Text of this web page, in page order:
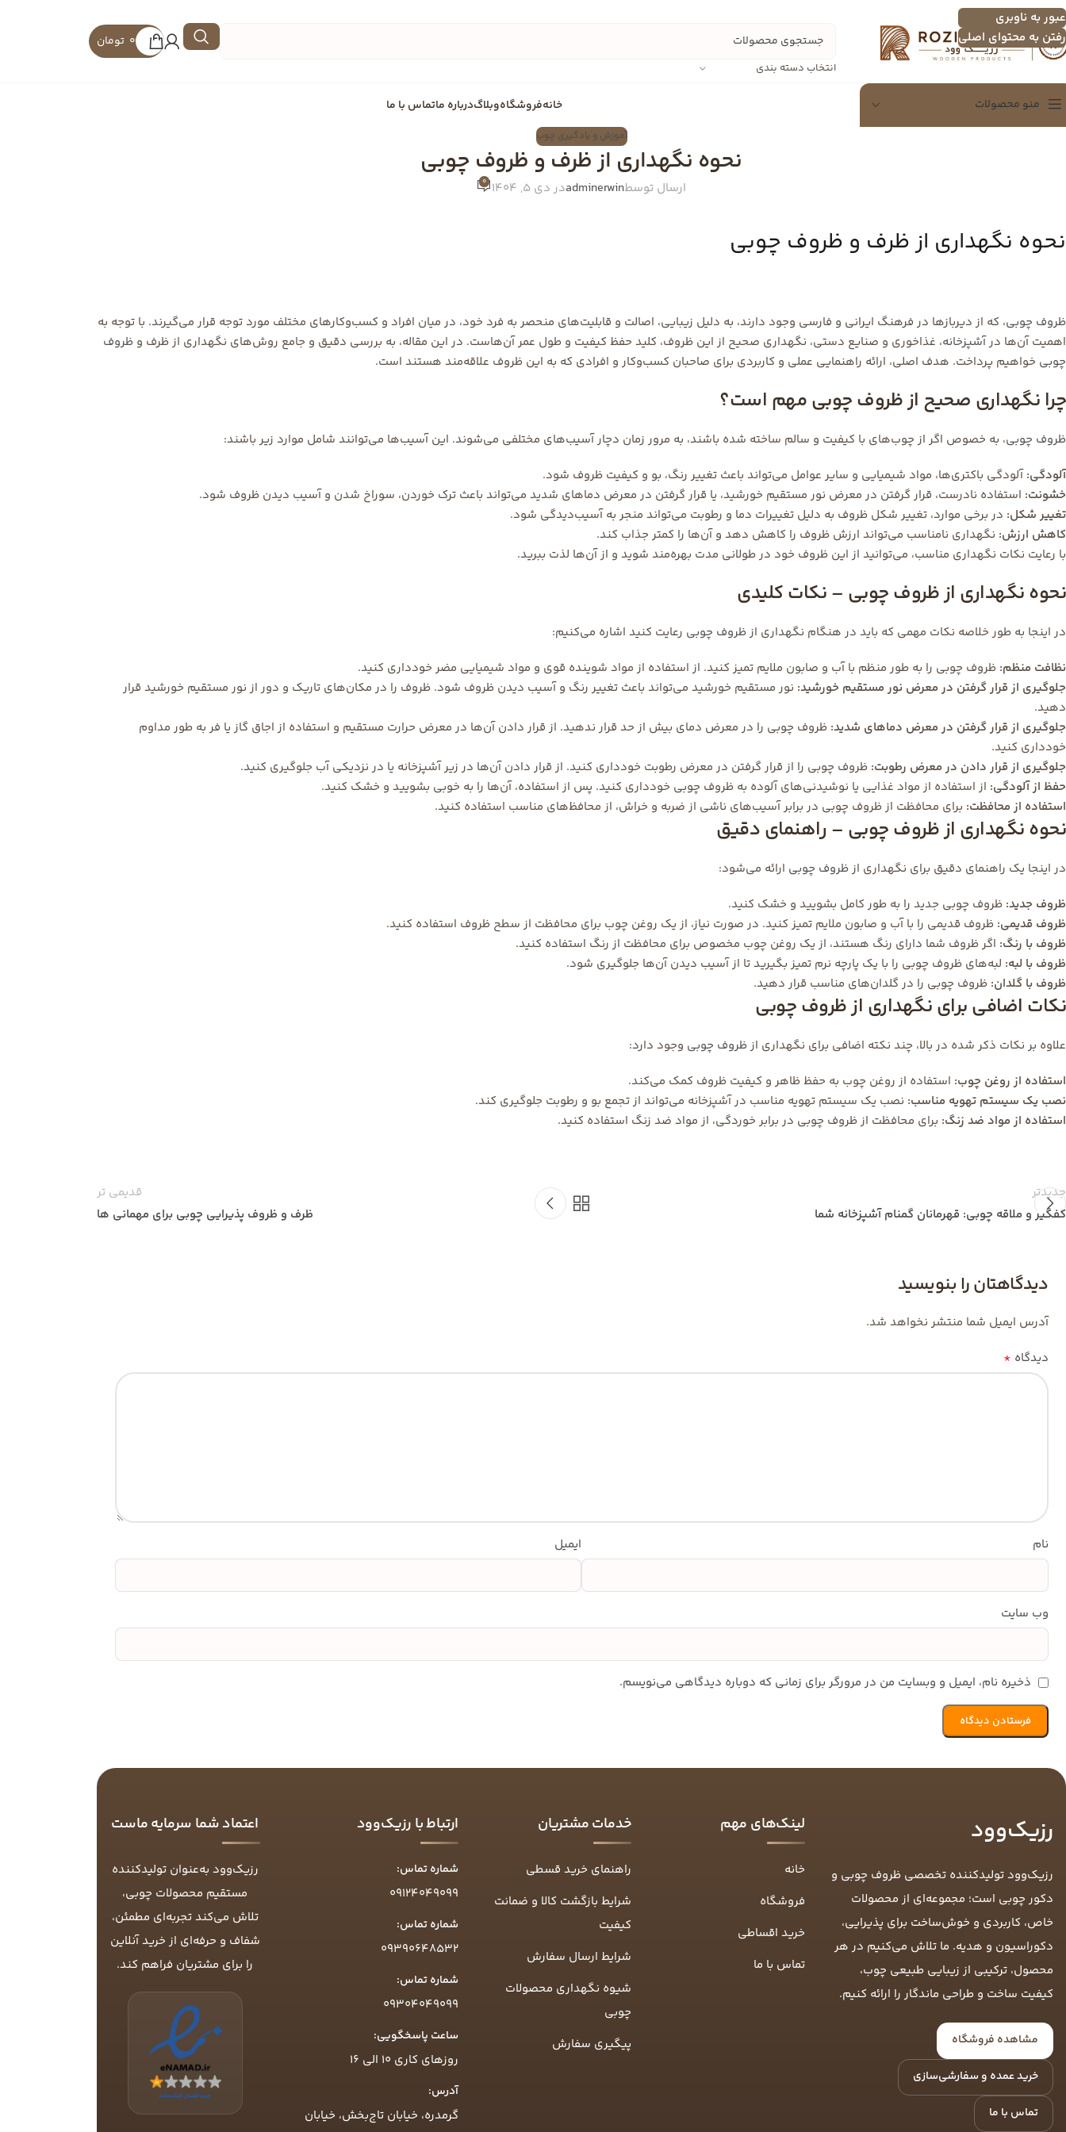
عبور به ناوبری
رفتن به محتوای اصلی
انتخاب دسته بندی
تومان 0
منو محصولات
تخته سرور
سرویس پذیرایی
خانهفروشگاهوبلاگدرباره ماتماس با ما
آموزش و یادگیری چوب
نحوه نگهداری از ظرف و ظروف چوبی
ارسال توسطadminerwinدر دی 5, 1404 0
نحوه نگهداری از ظرف و ظروف چوبی
ظروف چوبی، که از دیربازها در فرهنگ ایرانی و فارسی وجود دارند، به دلیل زیبایی، اصالت و قابلیت‌های منحصر به فرد خود، در میان افراد و کسب‌وکارهای مختلف مورد توجه قرار می‌گیرند. با توجه به
اهمیت آن‌ها درآشپزخانه، غذاخوری و صنایع دستی، نگهداری صحیح از این ظروف، کلید حفظ کیفیت و طول عمر آن‌هاست. در این مقاله، به بررسی دقیق و جامع روش‌های نگهداری از ظرف و ظروف
چوبی خواهیم پرداخت. هدف اصلی، ارائه راهنمایی عملی و کاربردی برای صاحبان کسب‌وکار و افرادی که به این ظروف علاقه‌مند هستند است.
چرا نگهداری صحیح از ظروف چوبی مهم است؟
ظروف چوبی، به خصوص اگر از چوب‌های با کیفیت و سالم ساخته شده باشند، به مرور زمان دچار آسیب‌های مختلفی می‌شوند. این آسیب‌ها می‌توانند شامل موارد زیر باشند:
آلودگی:آلودگی باکتری‌ها، مواد شیمیایی و سایر عوامل می‌تواند باعث تغییر رنگ، بو و کیفیت ظروف شود.
خشونت: استفاده نادرست، قرار گرفتن در معرض نور مستقیم خورشید، یا قرار گرفتن در معرض دماهای شدید می‌تواند باعث ترک خوردن، سوراخ شدن و آسیب دیدن ظروف شود.
تغییر شکل: در برخی موارد، تغییر شکل ظروف به دلیل تغییرات دما و رطوبت می‌تواند منجر به آسیب‌دیدگی شود.
کاهش ارزش: نگهداری نامناسب می‌تواند ارزش ظروف را کاهش دهد و آن‌ها را کمتر جذاب کند.
با رعایت نکات نگهداری مناسب، می‌توانید از این ظروف خود در طولانی مدت بهره‌مند شوید و از آن‌ها لذت ببرید.
نحوه نگهداری از ظروف چوبی – نکات کلیدی
در اینجا به طور خلاصه نکات مهمی که باید در هنگام نگهداری از ظروف چوبی رعایت کنید اشاره می‌کنیم:
نظافت منظم: ظروف چوبی را به طور منظم با آب و صابون ملایم تمیز کنید. از استفاده از مواد شوینده قوی و مواد شیمیایی مضر خودداری کنید.
جلوگیری از قرار گرفتن در معرض نور مستقیم خورشید: نور مستقیم خورشید می‌تواند باعث تغییر رنگ و آسیب دیدن ظروف شود. ظروف را در مکان‌های تاریک و دور از نور مستقیم خورشید قرار
دهید.
جلوگیری از قرار گرفتن در معرض دماهای شدید: ظروف چوبی را در معرض دمای بیش از حد قرار ندهید. از قرار دادن آن‌ها در معرض حرارت مستقیم و استفاده از اجاق گاز یا فر به طور مداوم
خودداری کنید.
جلوگیری از قرار دادن در معرض رطوبت: ظروف چوبی را از قرار گرفتن در معرض رطوبت خودداری کنید. از قرار دادن آن‌ها در زیر آشپزخانه یا در نزدیکی آب جلوگیری کنید.
حفظ از آلودگی: از استفاده از مواد غذایی یا نوشیدنی‌های آلوده به ظروف چوبی خودداری کنید. پس از استفاده، آن‌ها را به خوبی بشویید و خشک کنید.
استفاده از محافظت: برای محافظت از ظروف چوبی در برابر آسیب‌های ناشی از ضربه و خراش، از محافظ‌های مناسب استفاده کنید.
نحوه نگهداری از ظروف چوبی – راهنمای دقیق
در اینجا یک راهنمای دقیق برای نگهداری از ظروف چوبی ارائه می‌شود:
ظروف جدید: ظروف چوبی جدید را به طور کامل بشویید و خشک کنید.
ظروف قدیمی: ظروف قدیمی را با آب و صابون ملایم تمیز کنید. در صورت نیاز، از یک روغن چوب برای محافظت از سطح ظروف استفاده کنید.
ظروف با رنگ: اگر ظروف شما دارای رنگ هستند، از یک روغن چوب مخصوص برای محافظت از رنگ استفاده کنید.
ظروف با لبه: لبه‌های ظروف چوبی را با یک پارچه نرم تمیز بگیرید تا از آسیب دیدن آن‌ها جلوگیری شود.
ظروف با گلدان: ظروف چوبی را در گلدان‌های مناسب قرار دهید.
نکات اضافی برای نگهداری از ظروف چوبی
علاوه بر نکات ذکر شده در بالا، چند نکته اضافی برای نگهداری از ظروف چوبی وجود دارد:
استفاده از روغن چوب: استفاده از روغن چوب به حفظ ظاهر و کیفیت ظروف کمک می‌کند.
نصب یک سیستم تهویه مناسب: نصب یک سیستم تهویه مناسب در آشپزخانه می‌تواند از تجمع بو و رطوبت جلوگیری کند.
استفاده از مواد ضد زنگ: برای محافظت از ظروف چوبی در برابر خوردگی، از مواد ضد زنگ استفاده کنید.
جدیدتر
کفگیر و ملاقه چوبی: قهرمانان گمنام آشپزخانه شما
قدیمی تر
ظرف و ظروف پذیرایی چوبی برای مهمانی ها
دیدگاهتان را بنویسید
آدرس ایمیل شما منتشر نخواهد شد.
دیدگاه *
نام ایمیل
وب‌ سایت
ذخیره نام، ایمیل و وبسایت من در مرورگر برای زمانی که دوباره دیدگاهی می‌نویسم.
رزیک‌وود
رزیک‌وود تولیدکننده تخصصی ظروف چوبی و
دکور چوبی است؛ مجموعه‌ای از محصولات
خاص، کاربردی و خوش‌ساخت برای پذیرایی،
دکوراسیون و هدیه. ما تلاش می‌کنیم در هر
محصول، ترکیبی از زیبایی طبیعی چوب،
کیفیت ساخت و طراحی ماندگار را ارائه کنیم.
مشاهده فروشگاه
خرید عمده و سفارشی‌سازی
تماس با ما
لینک‌های مهم
خانه
فروشگاه
خرید اقساطی
تماس با ما
خدمات مشتریان
راهنمای خرید قسطی
شرایط بازگشت کالا و ضمانت
کیفیت
شرایط ارسال سفارش
شیوه نگهداری محصولات
چوبی
پیگیری سفارش
ارتباط با رزیک‌وود
شماره تماس:
09124049099
شماره تماس:
09390648532
شماره تماس:
09304049099
ساعت پاسخگویی:
روزهای کاری ۱۰ الی ۱۶
آدرس:
گرمدره، خیابان تاج‌بخش، خیابان
اعتماد شما سرمایه ماست
رزیک‌وود به‌عنوان تولیدکننده
مستقیم محصولات چوبی،
تلاش می‌کند تجربه‌ای مطمئن،
شفاف و حرفه‌ای از خرید آنلاین
را برای مشتریان فراهم کند.